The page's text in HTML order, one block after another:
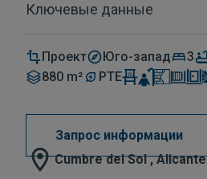
Ключевые данные
Проект Юго-запад 3
880 m²
PTE
Запрос информации
Cumbre del Sol , Alicante